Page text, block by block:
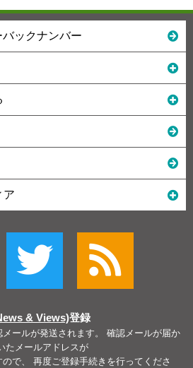
ックナンバー
ア
& Views)登録
ールが発送されます。 確認メールが届か
たメールアドレスが
で、 再度ご登録手続きを行ってくださ